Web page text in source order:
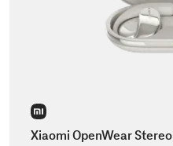
Xiaomi OpenWear Stereo